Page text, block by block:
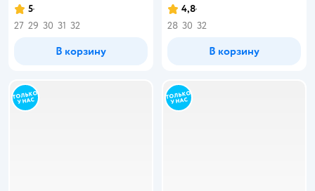
5
27 29 30 31 32
В корзину
4,8
28 30 32
В корзину